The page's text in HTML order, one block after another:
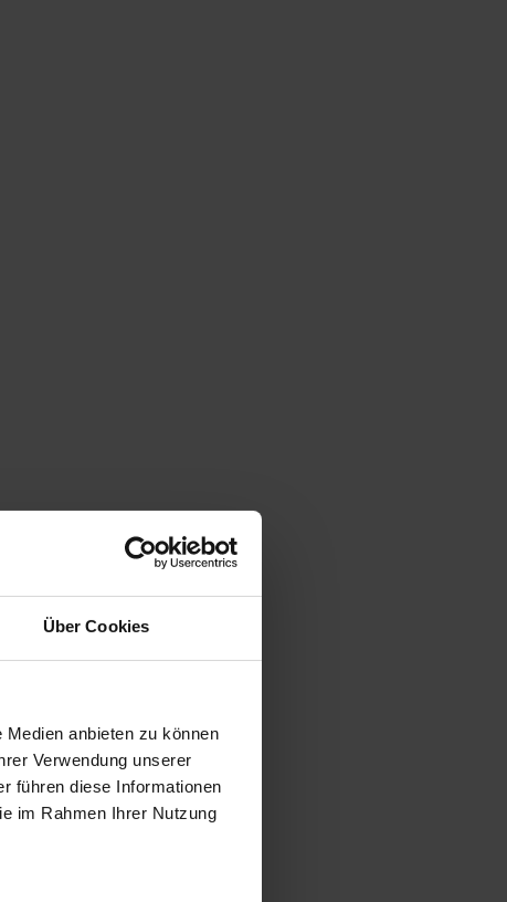
Über Cookies
anbieten zu können
Verwendung unserer
führen diese Informationen
im Rahmen Ihrer Nutzung